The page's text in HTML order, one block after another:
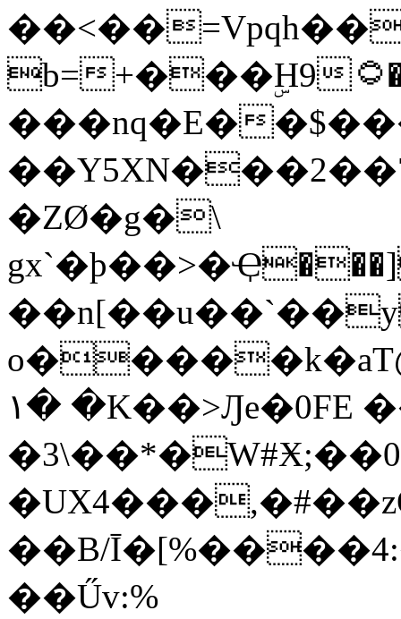
b=+���ۣH9۝�Չqhē�#�Q�M h#�M��)�JP�/
���nq�E�
�ZØ�g�\
١� �K��>Ԓe�0FE ��"��N��2
��B/
��Űv:%